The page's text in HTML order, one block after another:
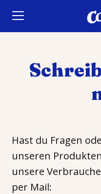
Hast du Fragen
unseren
unsere
per Mail: